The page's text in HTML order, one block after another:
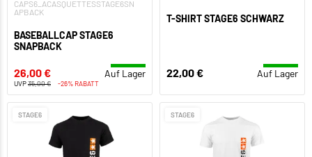
CAPS6_ACASQUETTESSTAGE6SN
APBACK
BASEBALLCAP STAGE6
SNAPBACK
26,00 € Auf Lager
UVP35,00 € -26% RABATT
T-SHIRT STAGE6 SCHWARZ
22,00 € Auf Lager
STAGE6 STAGE6